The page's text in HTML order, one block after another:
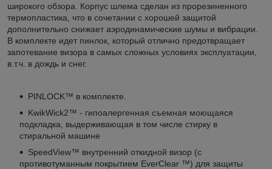
широкого обзора. Корпус шлема сделан из прорезиненного
термопластика, что в сочетании с хорошей защитой
дополнительно снижает аэродинамические шумы и вибрации.
В комплекте идет пинлок, который отлично предотвращает
запотевание визора в самых сложных условиях эксплуатации,
в.т.ч. в дождь и снег.
PINLOCK™ в комплекте.
KwikWick2™ - гипоалергенная съемная моющаяся
подкладка, выдерживающая в том числе стирку в
стиральной машине
SpeedView™ внутренний откидной визор (с
противотуманным покрытием EverClear ™) для защиты